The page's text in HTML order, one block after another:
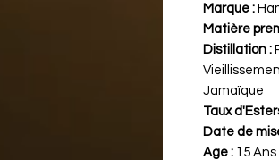
Marque :
Matière
Distillation :
Jamaïque
Taux
Date de
Age : 15 Ans